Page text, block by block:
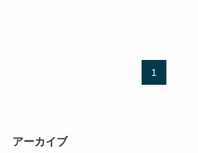
1
アーカイブ